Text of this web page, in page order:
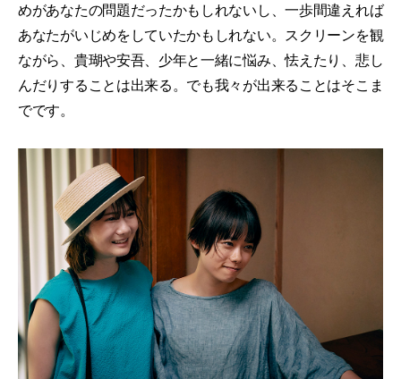
めがあなたの問題だったかもしれないし、一歩間違えれば
あなたがいじめをしていたかもしれない。スクリーンを観
ながら、貴瑚や安吾、少年と一緒に悩み、怯えたり、悲し
んだりすることは出来る。でも我々が出来ることはそこま
でです。